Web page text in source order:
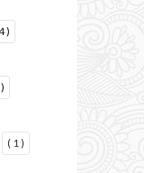
)
( 1 )